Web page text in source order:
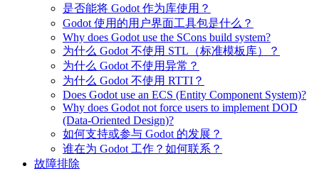
是否能将 Godot 作为库使用？
Godot 使用的用户界面工具包是什么？
Why does Godot use the SCons build system?
为什么 Godot 不使用 STL（标准模板库）？
为什么 Godot 不使用异常？
为什么 Godot 不使用 RTTI？
Does Godot use an ECS (Entity Component System)?
Why does Godot not force users to implement DOD
(Data-Oriented Design)?
如何支持或参与 Godot 的发展？
谁在为 Godot 工作？如何联系？
故障排除